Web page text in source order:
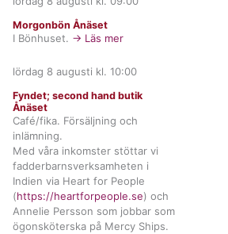
Morgonbön Ånäset
I Bönhuset. → Läs mer
lördag 8 augusti kl. 10:00
Fyndet; second hand butik
Ånäset
Café/fika. Försäljning och
inlämning.
Med våra inkomster stöttar vi
fadderbarnsverksamheten i
Indien via Heart for People
(https://heartforpeople.se) och
Annelie Persson som jobbar som
ögonsköterska på Mercy Ships.